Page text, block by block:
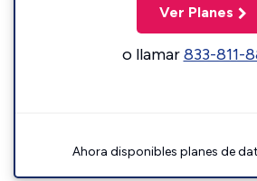
Ver Planes
o llamar833-811-
Ahora disponibles planes de